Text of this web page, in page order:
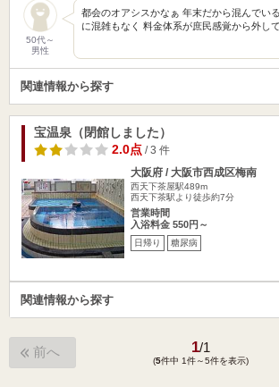
50代～
男性
都会のオアシスかなぁ 年末だから混んでい
に混雑もなく 料金体系が庶民感覚から外し
関連情報から探す
宝温泉（閉館しました）
2.0点 / 3 件
大阪府 / 大阪市西成区梅南
西天下茶屋駅489m
西天下茶駅より徒歩約7分
営業時間
入浴料金 550円～
日帰り 糖尿病
関連情報から探す
前へ 1/1
(5件中 1件～5件を表示)